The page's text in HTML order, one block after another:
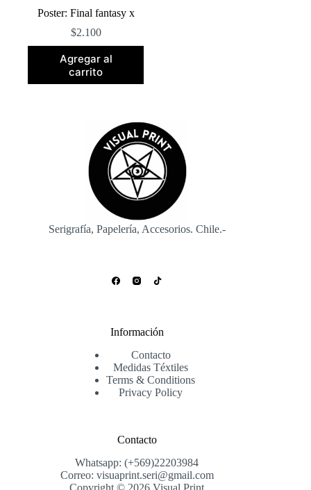
Poster: Final fantasy x
$2.100
Agregar al
carrito
Serigrafía, Papelería, Accesorios. Chile.-
Información
Contacto
Medidas Téxtiles
Terms & Conditions
Privacy Policy
Contacto
Whatsapp: (+569)22203984
Correo: visuaprint.seri@gmail.com
Copyright © 2026 Visual Print